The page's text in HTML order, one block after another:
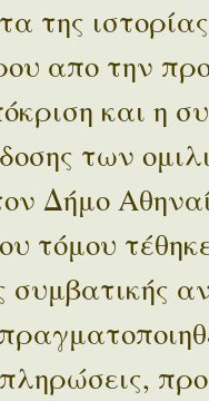
της
απο την
και η
των
Δήμο
τόμου
συμβατικής